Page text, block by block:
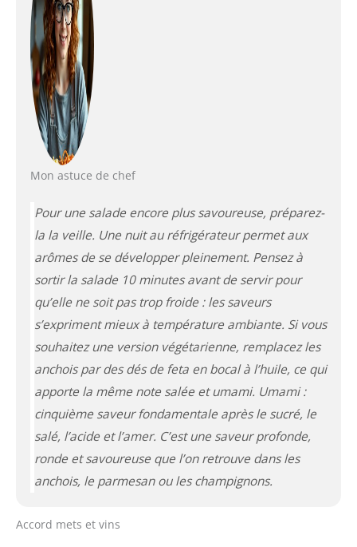
Mon astuce de chef
Pour une salade encore plus savoureuse, préparez-
la la veille. Une nuit au réfrigérateur permet aux
arômes de se développer pleinement. Pensez à
sortir la salade 10 minutes avant de servir pour
qu’elle ne soit pas trop froide : les saveurs
s’expriment mieux à température ambiante. Si vous
souhaitez une version végétarienne, remplacez les
anchois par des dés de feta en bocal à l’huile, ce qui
apporte la même note salée et umami. Umami :
cinquième saveur fondamentale après le sucré, le
salé, l’acide et l’amer. C’est une saveur profonde,
ronde et savoureuse que l’on retrouve dans les
anchois, le parmesan ou les champignons.
Accord mets et vins